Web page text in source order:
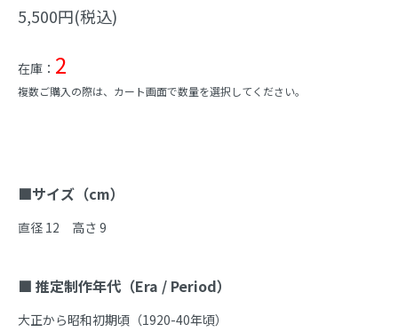
5,500円(税込)
在庫： 2
複数ご購入の際は、カート画面で数量を選択してください。
商品説明
■サイズ（cm）
直径 12　高さ 9
■ 推定制作年代（Era / Period）
大正から昭和初期頃（1920-40年頃）